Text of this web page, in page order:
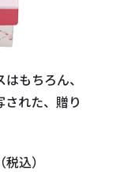
もちろん、
れた、贈り
込）